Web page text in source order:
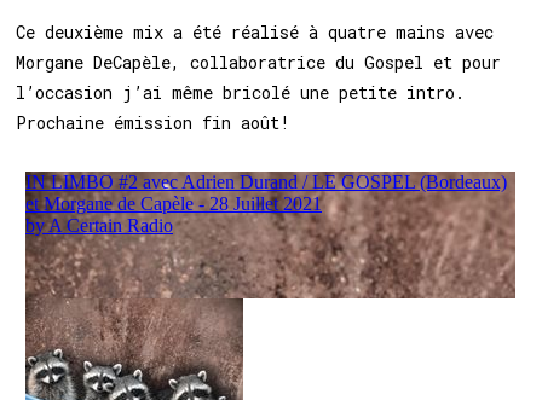
Ce deuxième mix a été réalisé à quatre mains avec
Morgane DeCapèle, collaboratrice du Gospel et pour
l’occasion j’ai même bricolé une petite intro.
Prochaine émission fin août!